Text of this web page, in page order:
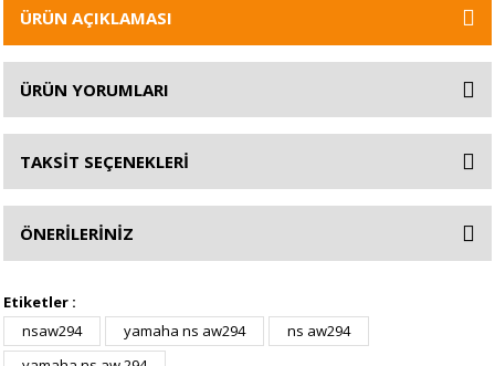
ÜRÜN AÇIKLAMASI
ÜRÜN YORUMLARI
TAKSİT SEÇENEKLERİ
ÖNERİLERİNİZ
Etiketler :
nsaw294
yamaha ns aw294
ns aw294